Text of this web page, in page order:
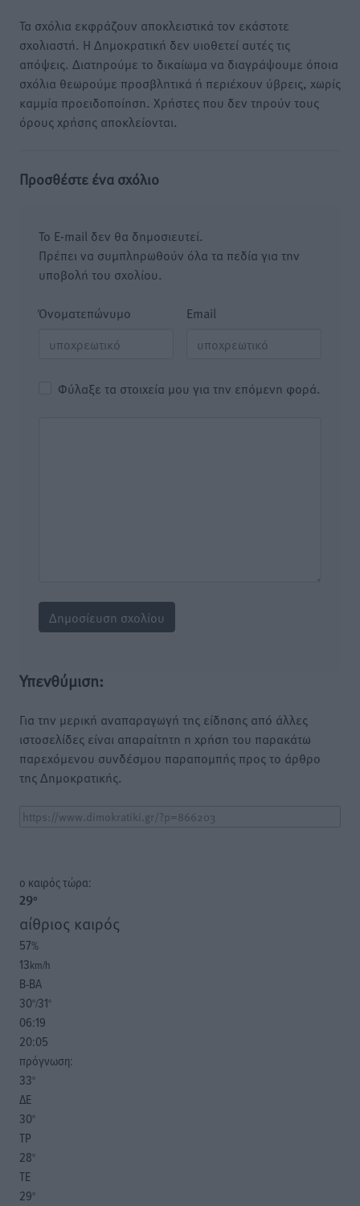
Τα σχόλια εκφράζουν αποκλειστικά τον εκάστοτε
σχολιαστή. Η Δημοκρατική δεν υιοθετεί αυτές τις
απόψεις. Διατηρούμε το δικαίωμα να διαγράψουμε όποια
σχόλια θεωρούμε προσβλητικά ή περιέχουν ύβρεις, χωρίς
καμμία προειδοποίηση. Χρήστες που δεν τηρούν τους
όρους χρήσης αποκλείονται.
Προσθέστε ένα σχόλιο
Το E-mail δεν θα δημοσιευτεί.
Πρέπει να συμπληρωθούν όλα τα πεδία για την
υποβολή του σχολίου.
Όνοματεπώνυμο Email
Φύλαξε τα στοιχεία μου για την επόμενη φορά.
Υπενθύμιση:
Για την μερική αναπαραγωγή της είδησης από άλλες
ιστοσελίδες είναι απαραίτητη η χρήση του παρακάτω
παρεχόμενου συνδέσμου παραπομπής προς το άρθρο
της Δημοκρατικής.
o καιρός τώρα:
29°
αίθριος καιρός
57%
13km/h
Β-ΒΑ
30°/31°
06:19
20:05
πρόγνωση:
33°
ΔΕ
30°
ΤΡ
28°
ΤΕ
29°